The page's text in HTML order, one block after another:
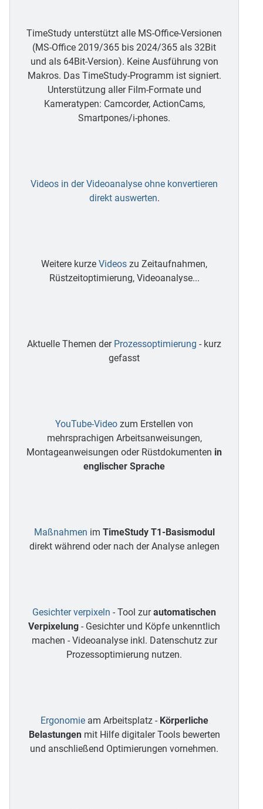
TimeStudy unterstützt alle MS-Office-Versionen
(MS-Office 2019/365 bis 2024/365 als 32Bit
und als 64Bit-Version). Keine Ausführung von
Makros. Das TimeStudy-Programm ist signiert.
Unterstützung aller Film-Formate und
Kameratypen: Camcorder, ActionCams,
Smartpones/i-phones.
Videos in der Videoanalyse ohne konvertieren
direkt auswerten.
Weitere kurze Videos zu Zeitaufnahmen,
Rüstzeitoptimierung, Videoanalyse...
Aktuelle Themen der Prozessoptimierung - kurz
gefasst
YouTube-Video zum Erstellen von
mehrsprachigen Arbeitsanweisungen,
Montageanweisungen oder Rüstdokumenten in
englischer Sprache
Maßnahmen im TimeStudy T1-Basismodul
direkt während oder nach der Analyse anlegen
Gesichter verpixeln - Tool zurautomatischen
Verpixelung - Gesichter und Köpfe unkenntlich
machen - Videoanalyse inkl. Datenschutz zur
Prozessoptimierung nutzen.
Ergonomieam Arbeitsplatz - Körperliche
Belastungenmit Hilfe digitaler Tools bewerten
und anschließend Optimierungen vornehmen.